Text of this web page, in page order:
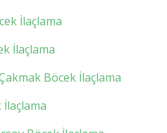
İlaçlama
İlaçlama
Böcek İlaçlama